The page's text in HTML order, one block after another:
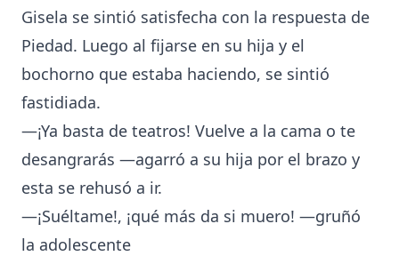
Gisela se sintió satisfecha con la respuesta de
Piedad. Luego al fijarse en su hija y el
bochorno que estaba haciendo, se sintió
fastidiada.
—¡Ya basta de teatros! Vuelve a la cama o te
desangrarás —agarró a su hija por el brazo y
esta se rehusó a ir.
—¡Suéltame!, ¡qué más da si muero! —gruñó
la adolescente